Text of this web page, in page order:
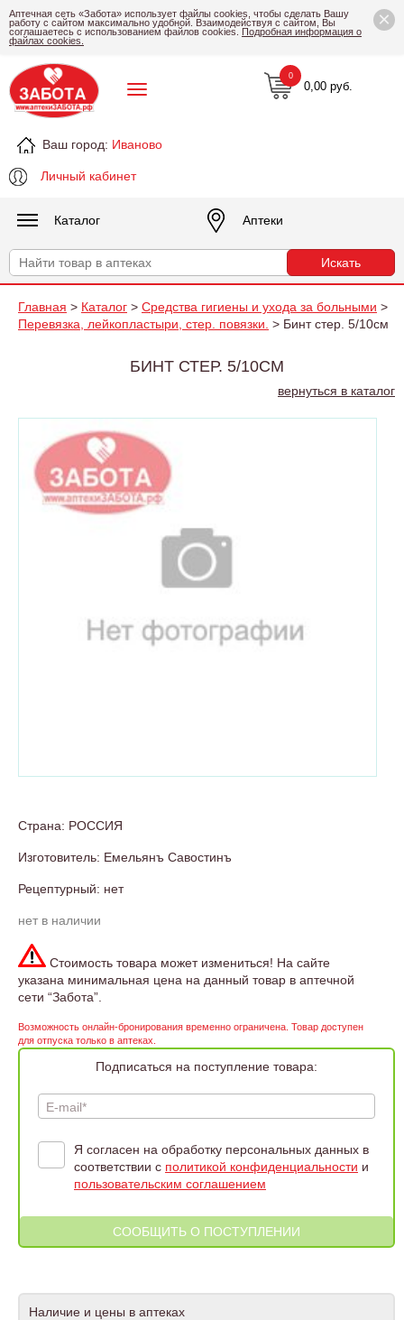
×
Аптечная сеть «Забота» использует файлы cookies, чтобы сделать Вашу
работу с сайтом максимально удобной. Взаимодействуя с сайтом, Вы
соглашаетесь с использованием файлов cookies. Подробная информация о
файлах cookies.
Ваш город: Иваново
Личный кабинет
0,00 руб.
0
Каталог Аптеки
Главная > Каталог > Средства гигиены и ухода за больными >
Перевязка, лейкопластыри, стер. повязки. > Бинт стер. 5/10см
БИНТ СТЕР. 5/10СМ
вернуться в каталог
Страна: РОССИЯ
Изготовитель: Емельянъ Савостинъ
Рецептурный: нет
нет в наличии
Стоимость товара может измениться! На сайте
указана минимальная цена на данный товар в аптечной
сети “Забота”.
Возможность онлайн-бронирования временно ограничена. Товар доступен
для отпуска только в аптеках.
Подписаться на поступление товара:
E-mail*
Я согласен на обработку персональных данных в
соответствии с политикой конфиденциальности и
пользовательским соглашением
Наличие и цены в аптеках